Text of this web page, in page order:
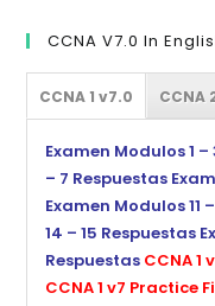
CCNA V7.0 In
CCNA 1 v7.0 CCNA
Examen Modulos 1
– 7 Respuestas
Examen Modulos 11
14 – 15 Respuestas
Respuestas CCNA 1
CCNA 1 v7 Practice